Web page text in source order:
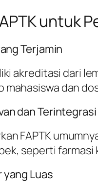
untuk
Terjamin
akreditasi dari
mahasiswa dan
dan Terintegrasi
FAPTK
seperti
yang Luas